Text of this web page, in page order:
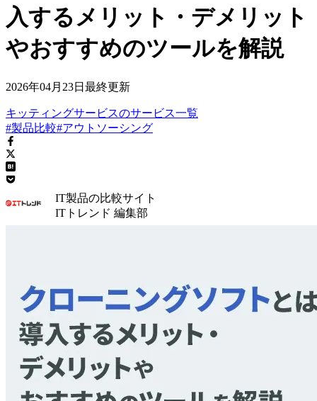
入するメリット・デメリット
やおすすめのツールを解説
2026年04月23日 最終更新
キッティングサービスのサービス一覧
#製品比較#アウトソーシング
IT製品の比較サイト
ITトレンド 編集部